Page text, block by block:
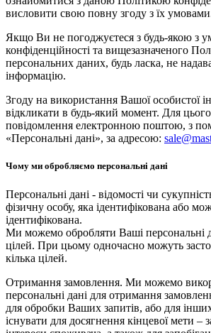
висловити свою повну згоду з їх
Якщо Ви не погоджуєтеся з будь-якою з
конфіденційності та вищезазначеного
персональних даних, будь ласка, не
інформацію.
Згоду на використання Вашої особистої
відкликати в будь-який момент. Для цього
повідомлення електронною поштою, з
«Персональні дані», за адресою:
Чому ми обробляємо персональні дані
Персональні дані - відомості чи
фізичну особу, яка ідентифікована або
ідентифікована.
Ми можемо обробляти Ваші персональні
цілей. При цьому одночасно можуть
кілька цілей.
Отримання замовлення. Ми можемо
персональні дані для отримання
для обробки Ваших запитів, або для
існувати для досягнення кінцевої мети –